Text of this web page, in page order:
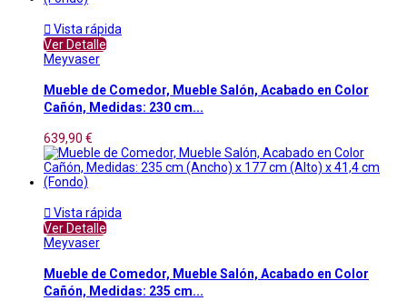
 Vista rápida
Ver Detalle
Meyvaser
Mueble de Comedor, Mueble Salón, Acabado en Color
Cañón, Medidas: 230 cm...
639,90 €
 Vista rápida
Ver Detalle
Meyvaser
Mueble de Comedor, Mueble Salón, Acabado en Color
Cañón, Medidas: 235 cm...